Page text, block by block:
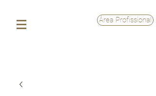
Área Profissional